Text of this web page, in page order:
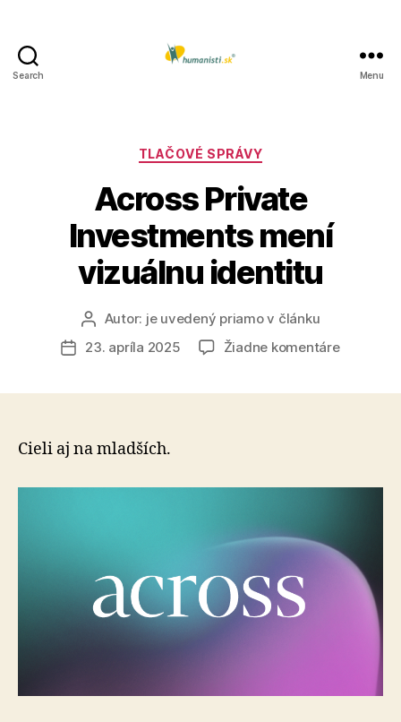
Search Menu
Kategórie
TLAČOVÉ SPRÁVY
Across Private
Investments mení
vizuálnu identitu
Autor
článku
Autor: je uvedený priamo v článku
Dátum
23. apríla 2025 Žiadne komentárena
Cieli aj na mladších.